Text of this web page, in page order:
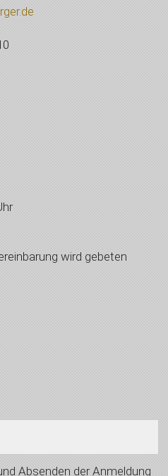
wird gebeten
Absenden der Anmeldung